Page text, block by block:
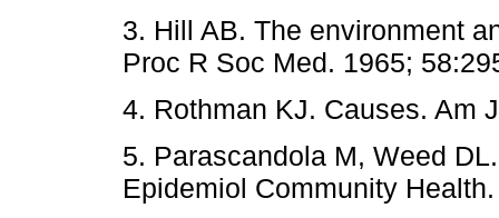
3. Hill AB. The environment
Proc R Soc Med. 1965;
4. Rothman KJ. Causes. Am
5. Parascandola M, Weed
Epidemiol Community